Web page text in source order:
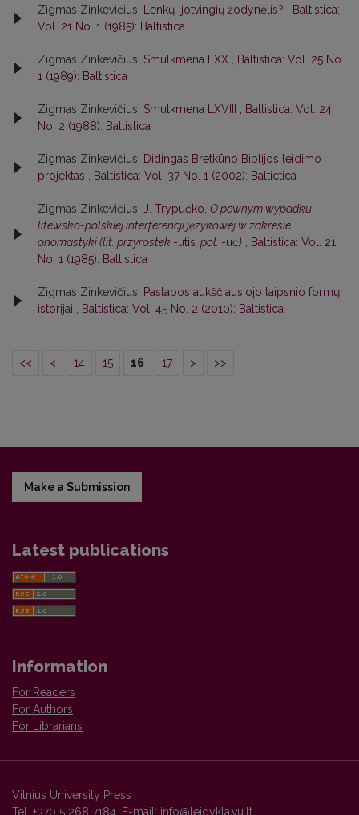
Zigmas Zinkevičius, Lenkų–jotvingių žodynėlis?
Baltistica:
Vol. 21 No. 1 (1985): Baltistica
Zigmas Zinkevičius, Smulkmena LXX
Baltistica: Vol. 25 No.
1 (1989): Baltistica
Zigmas Zinkevičius, Smulkmena LXVIII
Baltistica: Vol. 24
No. 2 (1988): Baltistica
Zigmas Zinkevičius,
Didingas Bretkūno Biblijos leidimo
projektas
Baltistica: Vol. 37 No. 1 (2002): Baltictica
Zigmas Zinkevičius, J. Trypućko, O pewnym wypadku
litewsko-polskiej interferencji językowej w zakresie
onomastyki (lit. przyrostek -utis , pol. -uć)
Baltistica: Vol. 21
No. 1 (1985): Baltistica
Zigmas Zinkevičius,
Pastabos aukščiausiojo laipsnio formų
istorijai
Baltistica: Vol. 45 No. 2 (2010): Baltistica
<< < 14 15 16 17 > >>
Make a Submission
Latest publications
Information
For Readers
For Authors
For Librarians
Vilnius University Press
Tel. +370 5 268 7184, E-mail: info@leidykla.vu.lt